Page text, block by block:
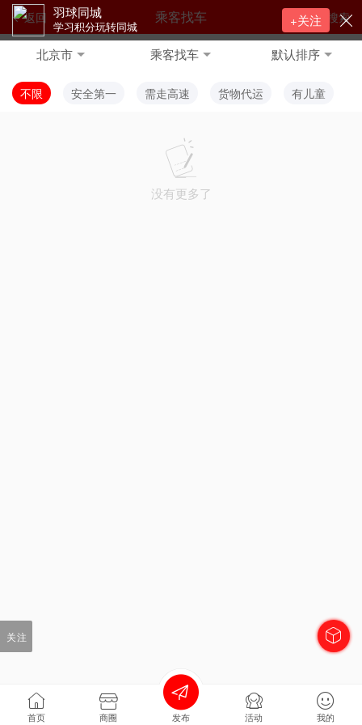
返回 搜索
乘客找车
北京市 乘客找车 默认排序
不限 安全第一 需走高速 货物代运 有儿童
没有更多了
首页 商圈 发布 活动 我的
关注
羽球同城
学习积分玩转同城 +关注